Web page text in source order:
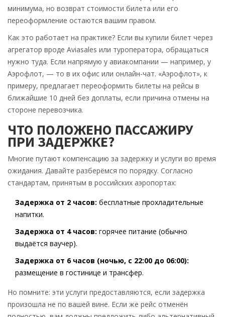
минимума, но возврат стоимости билета или его
переоформление остаются вашим правом.
Как это работает на практике? Если вы купили билет через
агрегатор вроде Aviasales или туроператора, обращаться
нужно туда. Если напрямую у авиакомпании — например, у
Аэрофлот, — то в их офис или онлайн-чат. «Аэрофлот», к
примеру, предлагает переоформить билеты на рейсы в
ближайшие 10 дней без доплаты, если причина отмены на
стороне перевозчика.
ЧТО ПОЛОЖЕНО ПАССАЖИРУ
ПРИ ЗАДЕРЖКЕ?
Многие путают компенсацию за задержку и услуги во время
ожидания. Давайте разберёмся по порядку. Согласно
стандартам, принятым в российских аэропортах:
Задержка от 2 часов: бесплатные прохладительные
напитки.
Задержка от 4 часов: горячее питание (обычно
выдаётся ваучер).
Задержка от 6 часов (ночью, с 22:00 до 06:00):
размещение в гостинице и трансфер.
Но помните: эти услуги предоставляются, если задержка
произошла не по вашей вине. Если же рейс отменён